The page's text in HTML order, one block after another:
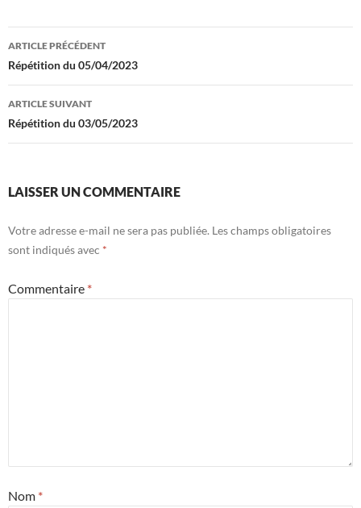
Navigation
des
articles
ARTICLE PRÉCÉDENT
Répétition du 05/04/2023
ARTICLE SUIVANT
Répétition du 03/05/2023
LAISSER UN COMMENTAIRE
Votre adresse e-mail ne sera pas publiée. Les champs obligatoires
sont indiqués avec *
Commentaire *
Nom *